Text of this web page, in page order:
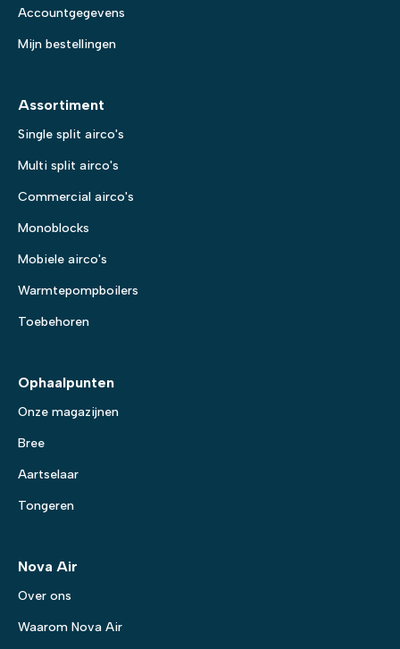
Accountgegevens
Mijn bestellingen
Assortiment
Single split airco's
Multi split airco's
Commercial airco's
Monoblocks
Mobiele airco's
Warmtepompboilers
Toebehoren
Ophaalpunten
Onze magazijnen
Bree
Aartselaar
Tongeren
Nova Air
Over ons
Waarom Nova Air